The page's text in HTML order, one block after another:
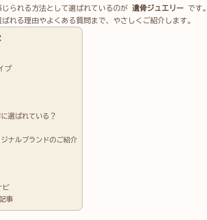
じられる方法として選ばれているのが遺骨ジュエリー です。
れる理由やよくある質問まで、やさしくご紹介します。
プ
選ばれている？
ナルブランドのご紹介
ビ
事